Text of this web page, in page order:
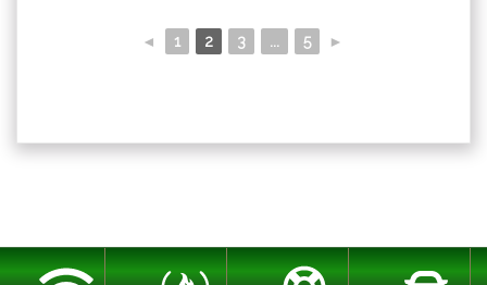
◄ 1 2 3 ... 5 ►